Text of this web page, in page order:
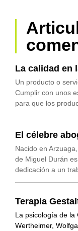
La calidad en
Un producto o
Cumplir con unos
para que los
El célebre
Nacido en
de Miguel Durán
dedicación a un
Terapia
La psicología de la
Wertheimer,